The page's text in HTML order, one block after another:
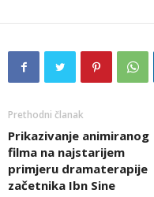
Prethodni članak
Prikazivanje animiranog
filma na najstarijem
primjeru dramaterapije
začetnika Ibn Sine